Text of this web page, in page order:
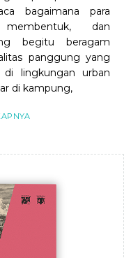
bagaimana para
membentuk, dan
begitu beragam
panggung yang
lingkungan urban
di kampung,